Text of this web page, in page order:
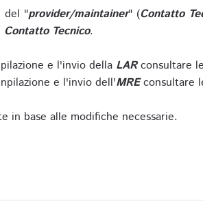
del "provider/maintainer" (Contatto
Contatto Tecnico.
e l'invio della LARconsultare
e l'invio dell'MREconsultare
in base alle modifiche necessarie.